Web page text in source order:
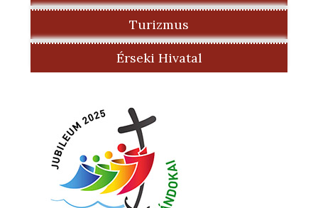
Turizmus
Érseki Hivatal